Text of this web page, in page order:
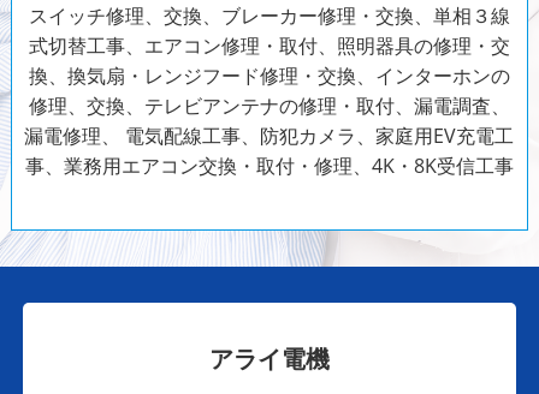
スイッチ修理、交換、ブレーカー修理・交換、単相３線
式切替工事、エアコン修理・取付、照明器具の修理・交
換、換気扇・レンジフード修理・交換、インターホンの
修理、交換、テレビアンテナの修理・取付、漏電調査、
漏電修理、 電気配線工事、防犯カメラ、家庭用EV充電工
事、業務用エアコン交換・取付・修理、4K・8K受信工事
アライ電機